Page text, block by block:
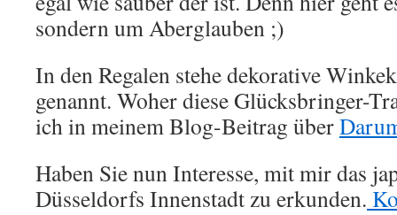
sondern um Aberglauben ;)
In den Regalen stehe dekorative
genannt. Woher diese Glücksbringer-
ich in meinem Blog-Beitrag über
Haben Sie nun Interesse, mit mir das
Düsseldorfs Innenstadt zu erkunden.